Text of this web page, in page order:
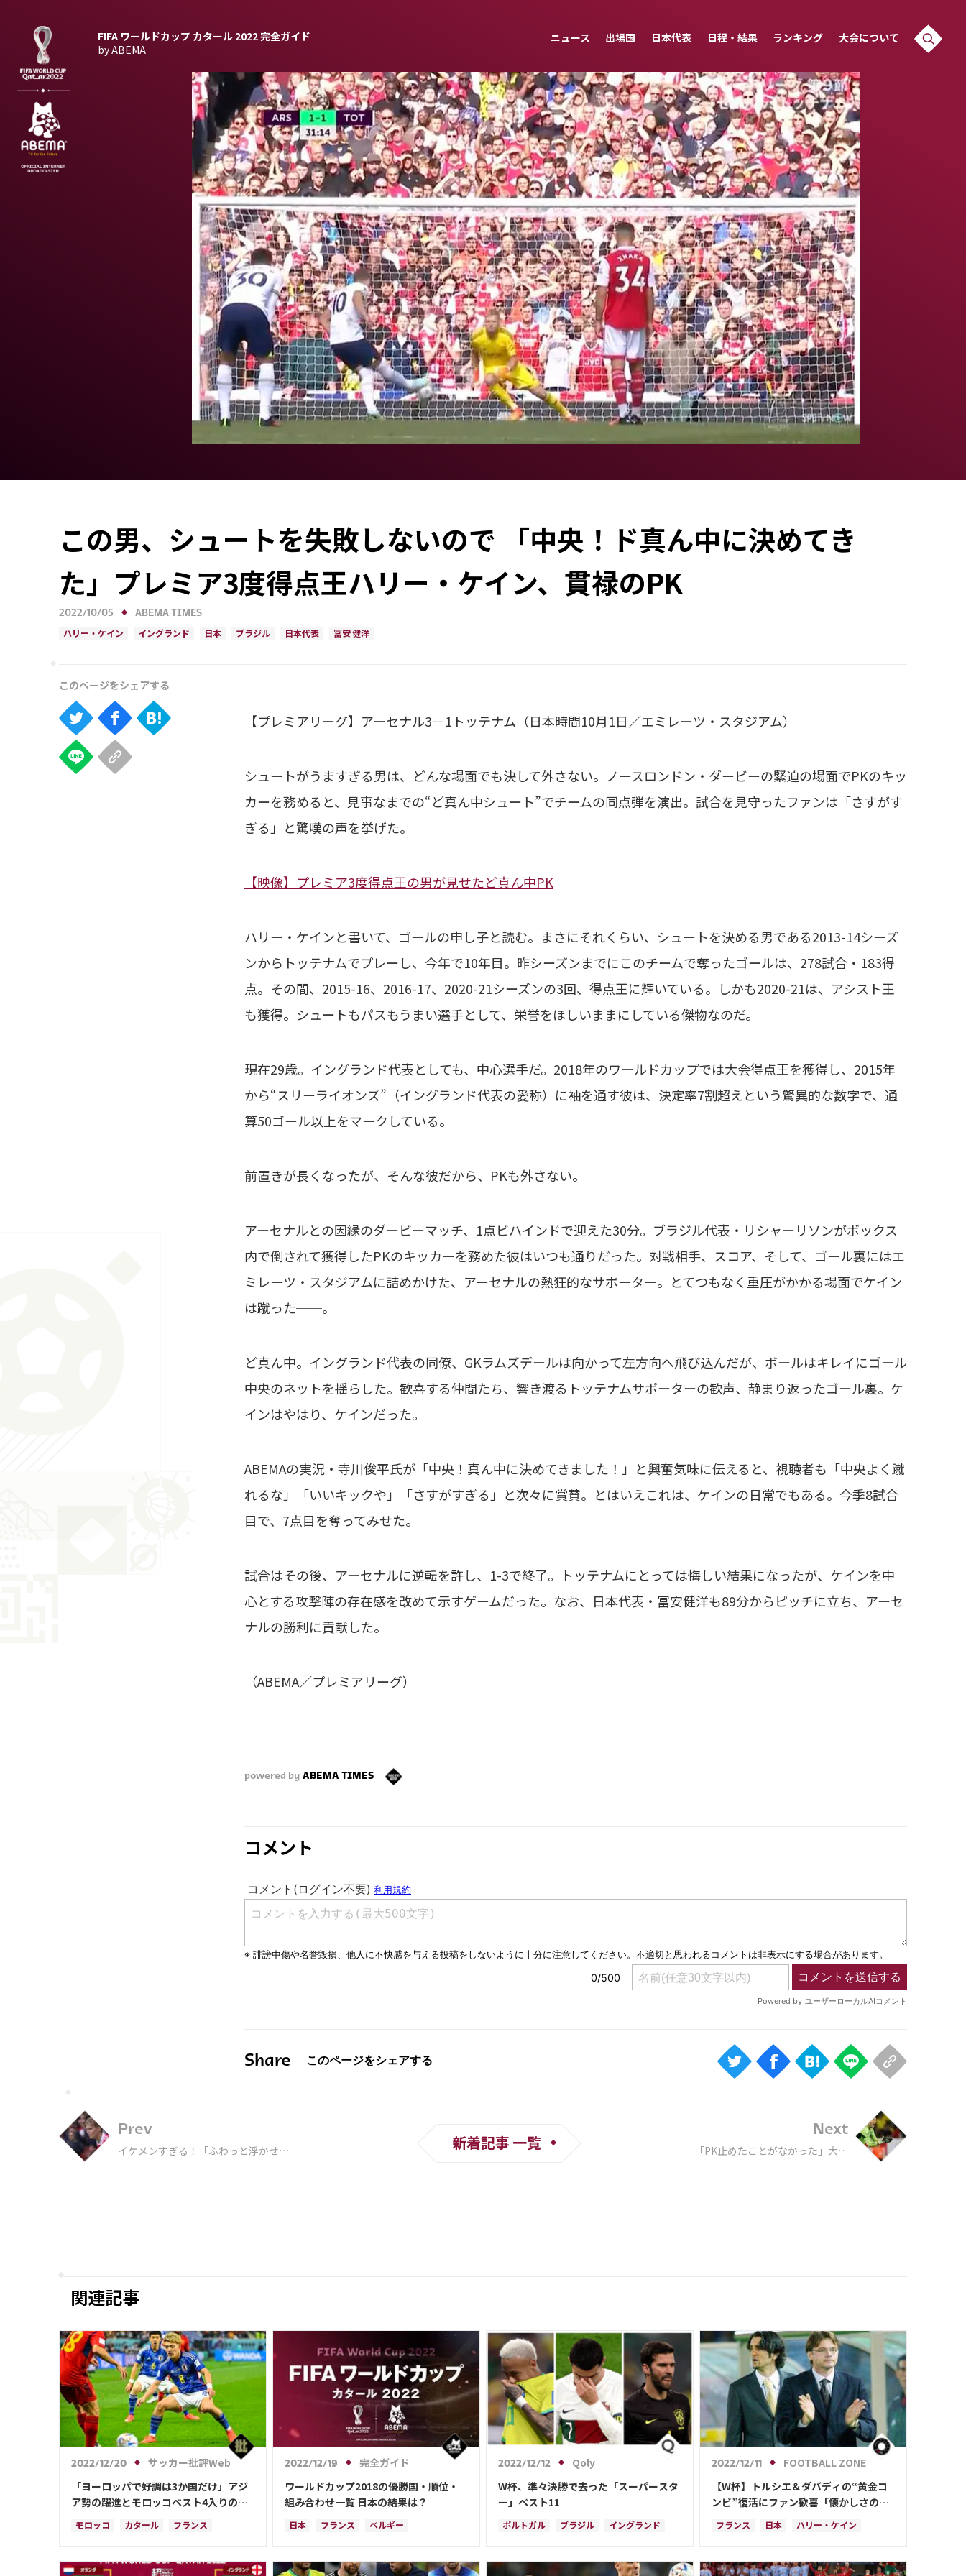
FIFA ワールドカップ カタール 2022完全ガイド
by ABEMA
ニュース 出場国 日本代表 日程・結果 ランキング 大会について
この男、シュートを失敗しないので 「中央！ド真ん中に決めてき
た」プレミア3度得点王ハリー・ケイン、貫禄のPK
2022/10/05 ABEMA TIMES
ハリー・ケイン イングランド 日本 ブラジル 日本代表 冨安 健洋
【プレミアリーグ】アーセナル3－1トッテナム（日本時間10月1日／エミレーツ・スタジアム）
シュートがうますぎる男は、どんな場面でも決して外さない。ノースロンドン・ダービーの緊迫の場面でPKのキッ
カーを務めると、見事なまでの“ど真ん中シュート”でチームの同点弾を演出。試合を見守ったファンは「さすがす
ぎる」と驚嘆の声を挙げた。
【映像】プレミア3度得点王の男が見せたど真ん中PK
ハリー・ケインと書いて、ゴールの申し子と読む。まさにそれくらい、シュートを決める男である2013-14シーズ
ンからトッテナムでプレーし、今年で10年目。昨シーズンまでにこのチームで奪ったゴールは、278試合・183得
点。その間、2015-16、2016-17、2020-21シーズンの3回、得点王に輝いている。しかも2020-21は、アシスト王
も獲得。シュートもパスもうまい選手として、栄誉をほしいままにしている傑物なのだ。
現在29歳。イングランド代表としても、中心選手だ。2018年のワールドカップでは大会得点王を獲得し、2015年
から“スリーライオンズ”（イングランド代表の愛称）に袖を通す彼は、決定率7割超えという驚異的な数字で、通
算50ゴール以上をマークしている。
前置きが長くなったが、そんな彼だから、PKも外さない。
アーセナルとの因縁のダービーマッチ、1点ビハインドで迎えた30分。ブラジル代表・リシャーリソンがボックス
内で倒されて獲得したPKのキッカーを務めた彼はいつも通りだった。対戦相手、スコア、そして、ゴール裏にはエ
ミレーツ・スタジアムに詰めかけた、アーセナルの熱狂的なサポーター。とてつもなく重圧がかかる場面でケイン
は蹴った──。
ど真ん中。イングランド代表の同僚、GKラムズデールは向かって左方向へ飛び込んだが、ボールはキレイにゴール
中央のネットを揺らした。歓喜する仲間たち、響き渡るトッテナムサポーターの歓声、静まり返ったゴール裏。ケ
インはやはり、ケインだった。
ABEMAの実況・寺川俊平氏が「中央！真ん中に決めてきました！」と興奮気味に伝えると、視聴者も「中央よく蹴
れるな」「いいキックや」「さすがすぎる」と次々に賞賛。とはいえこれは、ケインの日常でもある。今季8試合
目で、7点目を奪ってみせた。
試合はその後、アーセナルに逆転を許し、1-3で終了。トッテナムにとっては悔しい結果になったが、ケインを中
心とする攻撃陣の存在感を改めて示すゲームだった。なお、日本代表・冨安健洋も89分からピッチに立ち、アーセ
ナルの勝利に貢献した。
（ABEMA／プレミアリーグ）
powered by ABEMA TIMES
コメント
Share
Prev
イケメンすぎる！「ふわっと浮かせて
新着記事 一覧
Next
「PK止めたことがなかった」大型
関連記事
2022/12/20
サッカー批評Web
「ヨーロッパで好調は3か国だけ」アジ
ア勢の躍進とモロッコベスト4入りの深
層【カタールW杯「勢力図の異変」の理
由】(2)
モロッコ カタール フランス
イングランド アメリカ
2022/12/19
完全ガイド
ワールドカップ2018の優勝国・順位・
組み合わせ一覧 日本の結果は？
日本 フランス ベルギー
ブラジル ポーランド アルゼンチン
2022/12/12
Qoly
W杯、準々決勝で去った「スーパースタ
ー」ベスト11
ポルトガル ブラジル イングランド
C・ロナウド
2022/12/11
FOOTBALL ZONE
【W杯】トルシエ＆ダバディの“黄金コ
ンビ”復活にファン歓喜「懐かしさの極
み」「イケオジすぎて目が幸せ」
フランス 日本 ハリー・ケイン